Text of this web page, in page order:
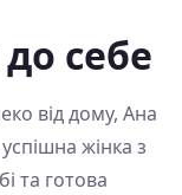
себе
від дому, Ана
жінка з
та готова